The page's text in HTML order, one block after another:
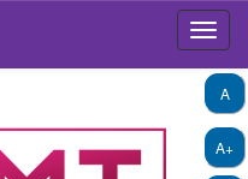
A+
A